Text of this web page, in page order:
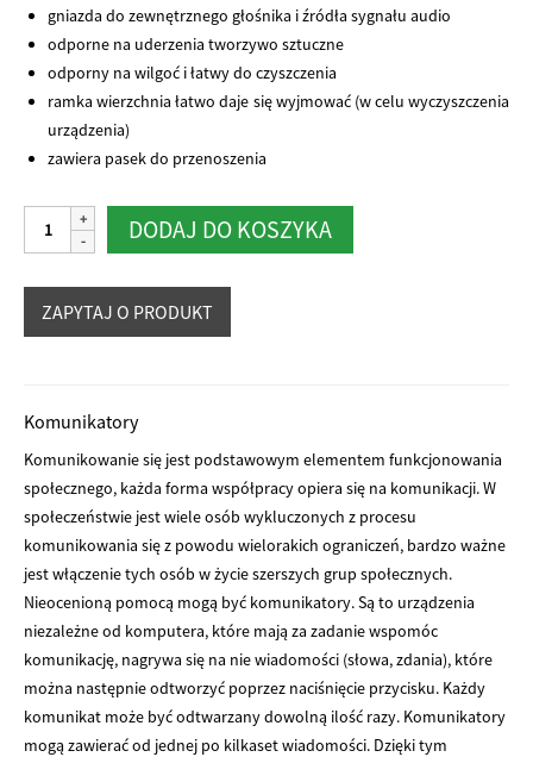
gniazda do zewnętrznego głośnika i źródła sygnału audio
odporne na uderzenia tworzywo sztuczne
odporny na wilgoć i łatwy do czyszczenia
ramka wierzchnia łatwo daje się wyjmować (w celu wyczyszczenia
urządzenia)
zawiera pasek do przenoszenia
ilość
Tech/Speak
poziomy
DODAJ DO KOSZYKA
Komunikatory
Komunikowanie się jest podstawowym elementem funkcjonowania
społecznego, każda forma współpracy opiera się na komunikacji. W
społeczeństwie jest wiele osób wykluczonych z procesu
komunikowania się z powodu wielorakich ograniczeń, bardzo ważne
jest włączenie tych osób w życie szerszych grup społecznych.
Nieocenioną pomocą mogą być komunikatory. Są to urządzenia
niezależne od komputera, które mają za zadanie wspomóc
komunikację, nagrywa się na nie wiadomości (słowa, zdania), które
można następnie odtworzyć poprzez naciśnięcie przycisku. Każdy
komunikat może być odtwarzany dowolną ilość razy. Komunikatory
mogą zawierać od jednej po kilkaset wiadomości. Dzięki tym